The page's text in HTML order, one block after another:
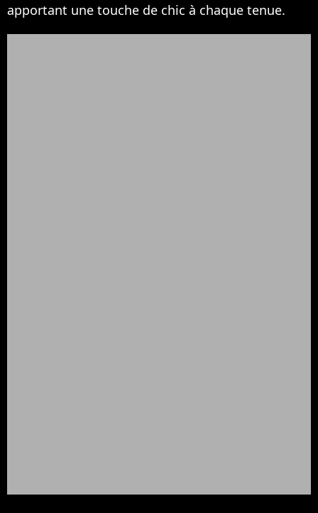
apportant une touche de chic à chaque tenue.